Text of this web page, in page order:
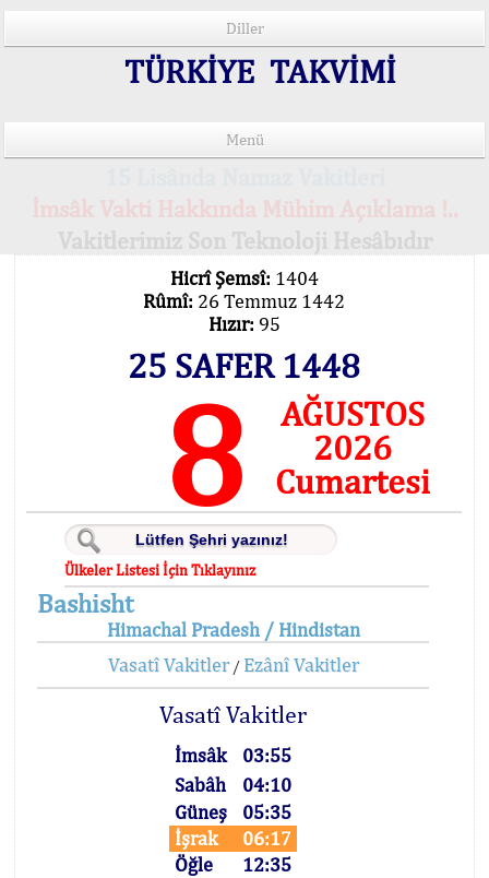
Diller
TÜRKİYE TAKVİMİ
Menü
Hicrî Şemsî: 1404
Rûmî: 26 Temmuz 1442
Hızır: 95
25 SAFER 1448
8
AĞUSTOS
2026
Cumartesi
Ülkeler Listesi İçin Tıklayınız
Bashisht
Himachal Pradesh / Hindistan
Vasatî Vakitler/ Ezânî Vakitler
Vasatî Vakitler
İmsâk
03:55
Sabâh
04:10
Güneş
05:35
İşrak
06:17
Öğle
12:35